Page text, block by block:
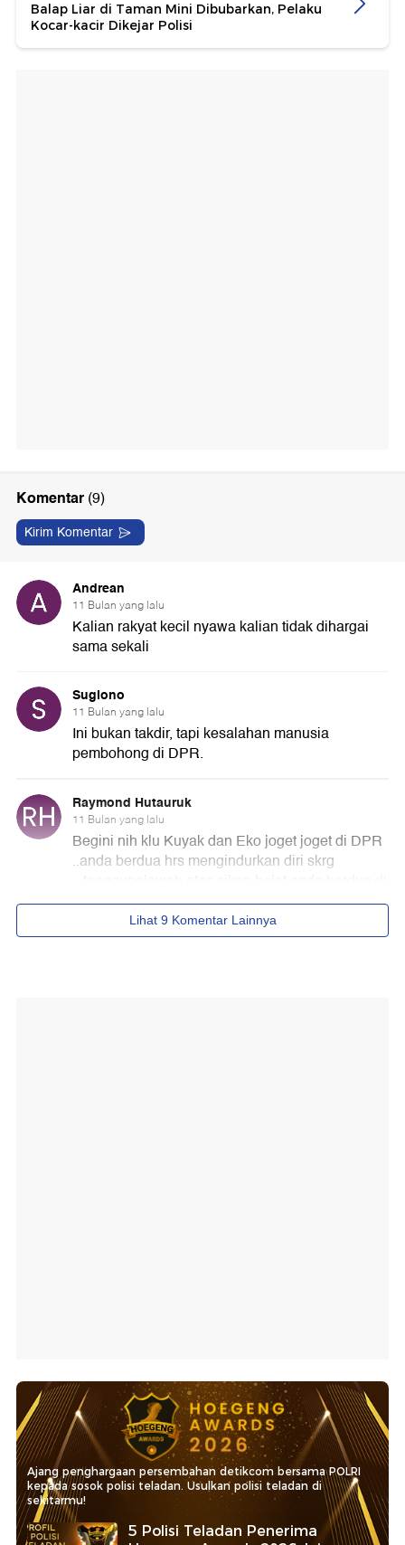
Balap Liar di Taman Mini Dibubarkan, Pelaku
Kocar-kacir Dikejar Polisi
Ajang penghargaan persembahan detikcom bersama POLRI
kepada sosok polisi teladan. Usulkan polisi teladan di
sekitarmu!
5 Polisi Teladan Penerima